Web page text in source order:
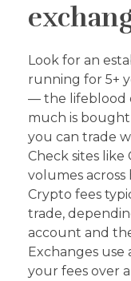
Look for an
running for 5+
— the lifeblood
much is
you can trade
Check sites
volumes
Crypto fees
trade,
account and
Exchanges use
your fees over